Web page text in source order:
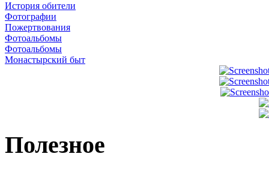
История обители
Фотографии
Пожертвования
Фотоальбомы
Фотоальбомы
Монастырский быт
Полезное